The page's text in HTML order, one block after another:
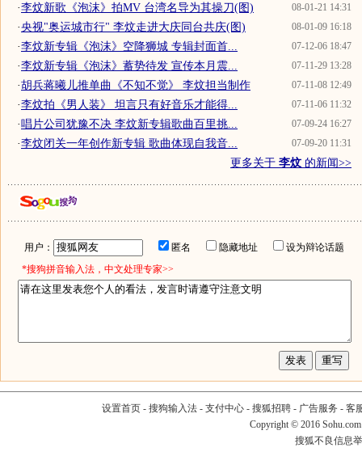
08-01-21 14:31
·李炆新歌《泡沫》拍MV 台湾名导为其操刀(图)
08-01-09 16:18
·央视"奥运城市行" 李炆走进大庆同台共庆(图)
07-12-06 18:47
·李炆新专辑《泡沫》空降狮城 专辑封面首...
07-11-29 13:28
·李炆新专辑《泡沫》蓄势待发 宣传本月震...
07-11-08 12:49
·胡兵蒋曦儿推单曲《不知不觉》 李炆担当制作
07-11-06 11:32
·李炆拍《男人装》 坦言只有好音乐才能得...
07-09-24 16:27
·唱片公司犹豫不决 李炆新专辑歌曲百里挑...
07-09-20 11:31
·李炆闭关一年创作新专辑 歌曲体现自我音...
更多关于 李炆 的新闻>>
用户： 匿名 隐藏地址
设为辩论话题
*搜狗拼音输入法，中文处理专家>>
设置首页- 搜狗输入法- 支付中心- 搜狐招聘- 广告服务 - 客
Copyright © 2016
搜狐不良信息